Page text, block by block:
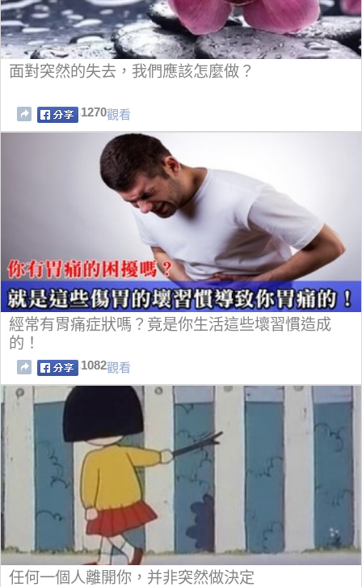
面對突然的失去，我們應該怎麼做？
1270觀看
經常有胃痛症狀嗎？竟是你生活這些壞習慣造成
的！
1082觀看
任何一個人離開你，并非突然做決定